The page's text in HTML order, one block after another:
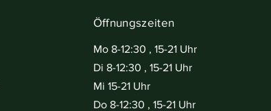
Öffnungszeiten
Mo 8-12:30 , 15-21 Uhr
Di 8-12:30 , 15-21 Uhr
Mi 15-21 Uhr
Do 8-12:30 , 15-21 Uhr